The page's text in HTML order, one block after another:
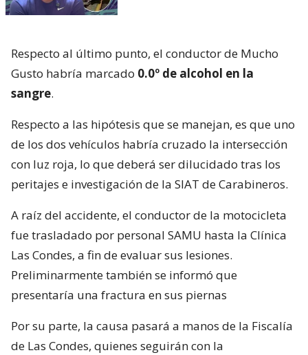
Respecto al último punto, el conductor de Mucho
Gusto habría marcado 0.0º de alcohol en la
sangre.
Respecto a las hipótesis que se manejan, es que uno
de los dos vehículos habría cruzado la intersección
con luz roja, lo que deberá ser dilucidado tras los
peritajes e investigación de la SIAT de Carabineros.
A raíz del accidente, el conductor de la motocicleta
fue trasladado por personal SAMU hasta la Clínica
Las Condes, a fin de evaluar sus lesiones.
Preliminarmente también se informó que
presentaría una fractura en sus piernas
Por su parte, la causa pasará a manos de la Fiscalía
de Las Condes, quienes seguirán con la